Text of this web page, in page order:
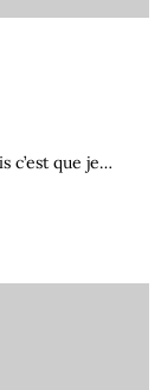
c’est que je…